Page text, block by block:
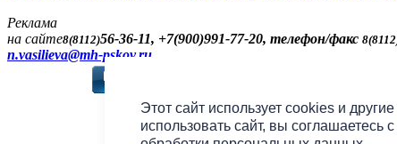
Этот сайт использует cookies и
использовать сайт, вы соглашаетесь с
Реклама
на сайте8(8112)56-36-11, +7(900)991-77-20, телефон/факс
n.vasilieva@mh-pskov.ru
Слушать радио «7